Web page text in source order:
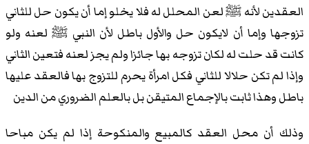
العقدين لأنه ﷺ لعن المحلل له فلا يخلو إما أن يكون حل للثاني
تزوجها وإما أن لايكون حل والأول باطل لأن النبي ﷺ لعنه ولو
كانت قد حلت له لكان تزوجه بها جائزا ولم يجز لعنه فتعين الثاني
وإذا لم تكن حلالا للثاني فكل امرأة يحرم للتزوج بها فالعقد عليها
باطل وهذا ثابت بالإجماع المتيقن بل بالعلم الضروري من الدين
وذلك أن محل العقد كالمبيع والمنكوحة إذا لم يكن مباحا